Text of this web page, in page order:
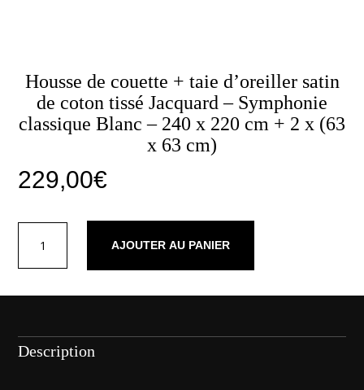
Housse de couette + taie d’oreiller satin
de coton tissé Jacquard – Symphonie
classique Blanc – 240 x 220 cm + 2 x (63
x 63 cm)
229,00€
Housse
taie
d'oreiller
AJOUTER AU PANIER
Description